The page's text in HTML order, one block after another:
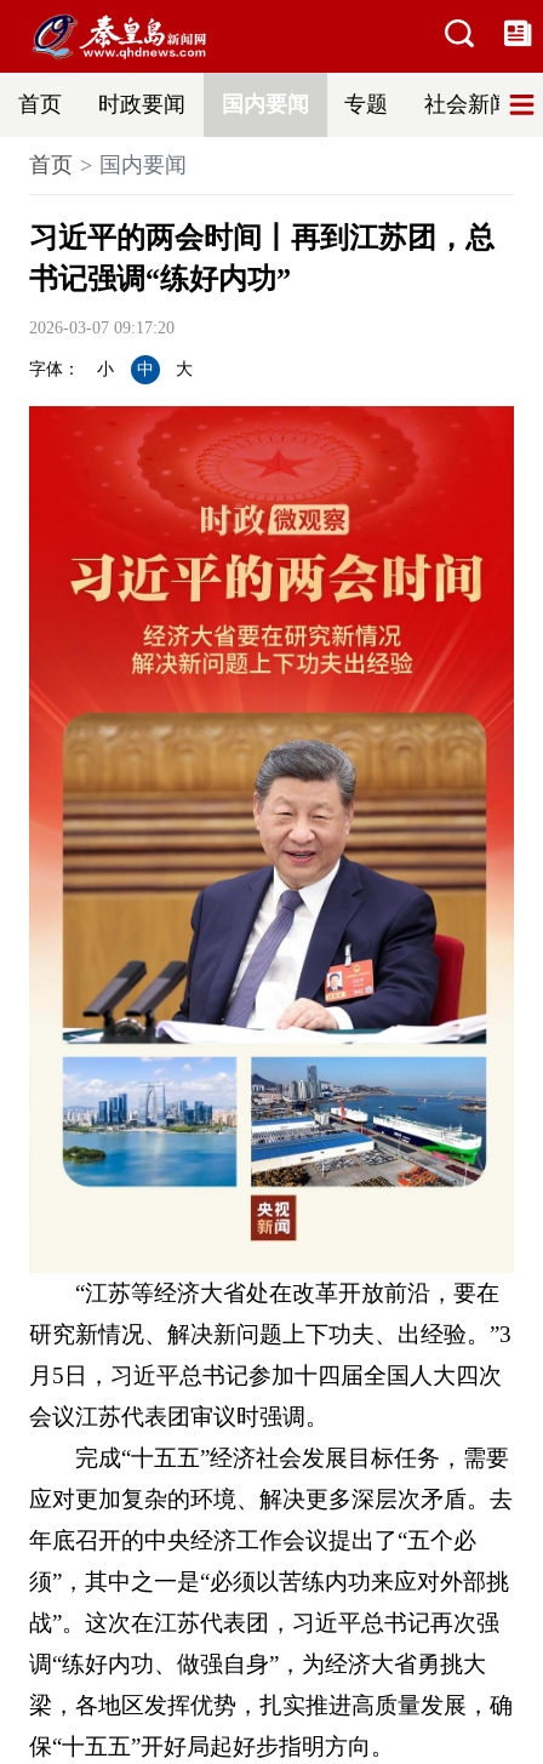
首页 时政要闻 国内要闻 专题 社会新闻
首页 国内要闻
习近平的两会时间丨再到江苏团，总
书记强调“练好内功”
2026-03-07 09:17:20
字体： 小 中 大
“江苏等经济大省处在改革开放前沿，要在
研究新情况、解决新问题上下功夫、出经验。”3
月5日，习近平总书记参加十四届全国人大四次
会议江苏代表团审议时强调。
完成“十五五”经济社会发展目标任务，需要
应对更加复杂的环境、解决更多深层次矛盾。去
年底召开的中央经济工作会议提出了“五个必
须”，其中之一是“必须以苦练内功来应对外部挑
战”。这次在江苏代表团，习近平总书记再次强
调“练好内功、做强自身”，为经济大省勇挑大
梁，各地区发挥优势，扎实推进高质量发展，确
保“十五五”开好局起好步指明方向。